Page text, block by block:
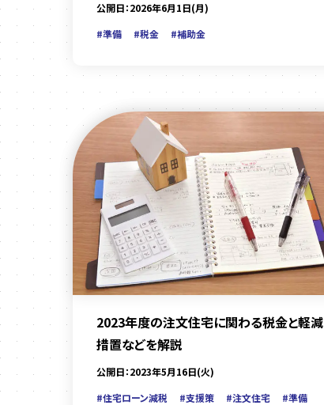
公開日：2026年6月1日(月)
#準備
#税金 #補助金
2023年度の注文住宅に関わる税金と軽減
措置などを解説
公開日：2023年5月16日(火)
#住宅ローン減税
#支援策 #注文住宅
#準備